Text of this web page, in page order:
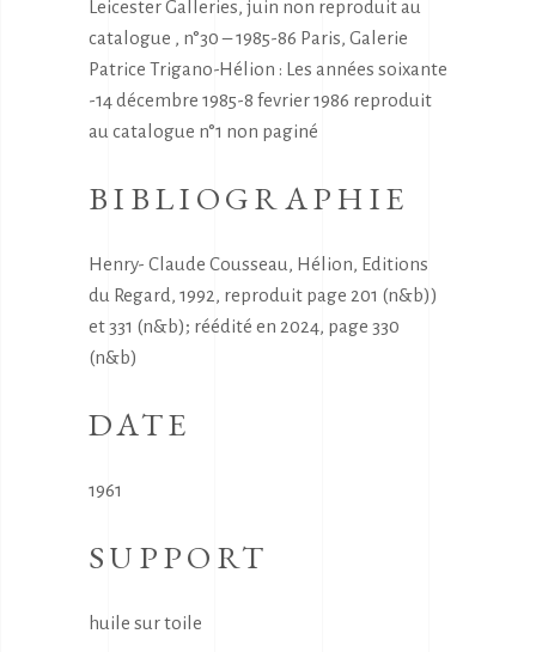
Leicester Galleries, juin non reproduit au
catalogue , n°30 – 1985-86 Paris, Galerie
Patrice Trigano-Hélion : Les années soixante
-14 décembre 1985-8 fevrier 1986 reproduit
au catalogue n°1 non paginé
BIBLIOGRAPHIE
Henry- Claude Cousseau, Hélion, Editions
du Regard, 1992, reproduit page 201 (n&b))
et 331 (n&b); réédité en 2024, page 330
(n&b)
DATE
1961
SUPPORT
huile sur toile